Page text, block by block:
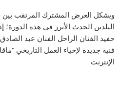
ويشكل العرض المشترك المرتقب
البلدين الحدث الأبرز في هذه الدورة؛
حفيد الفنان الراحل الفنان عبد
فنية جديدة لإحياء العمل التاريخي
الإنترنت